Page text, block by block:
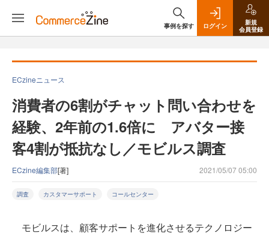
事例を探す ログイン
新規
会員登録
ECzineニュース
消費者の6割がチャット問い合わせを
経験、2年前の1.6倍に アバター接
客4割が抵抗なし／モビルス調査
ECzine編集部[著] 2021/05/07 05:00
調査 カスタマーサポート コールセンター
モビルスは、顧客サポートを進化させるテクノロジー